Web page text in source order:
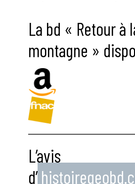
La bd « Retour à
montagne »
L’avis
d’